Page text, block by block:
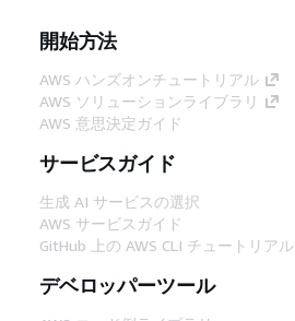
開始方法
AWS ハンズオンチュートリアル
AWS ソリューションライブラリ
AWS 意思決定ガイド
サービスガイド
生成 AI サービスの選択
AWS サービスガイド
GitHub 上の AWS CLI チュートリアル
デベロッパーツール